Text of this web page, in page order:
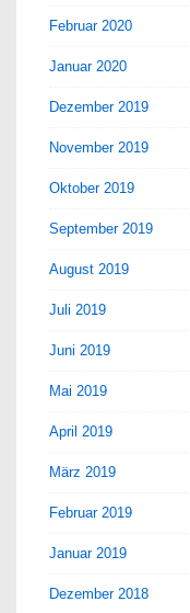
Februar 2020
Januar 2020
Dezember 2019
November 2019
Oktober 2019
September 2019
August 2019
Juli 2019
Juni 2019
Mai 2019
April 2019
März 2019
Februar 2019
Januar 2019
Dezember 2018